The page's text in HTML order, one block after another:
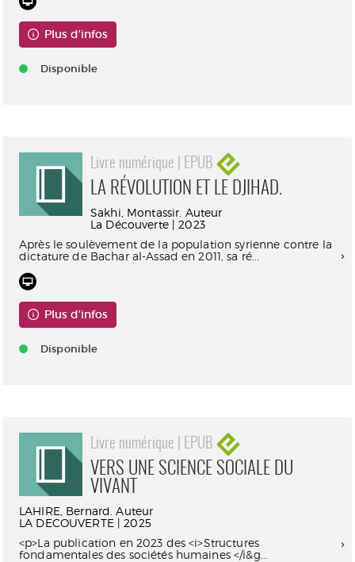
Plus d'infos
Disponible
Livre numérique | EPUB
LA RÉVOLUTION ET LE DJIHAD.
Sakhi, Montassir. Auteur
La Découverte | 2023
Après le soulèvement de la population syrienne contre la
dictature de Bachar al-Assad en 2011, sa ré...
Plus d'infos
Disponible
Livre numérique | EPUB
VERS UNE SCIENCE SOCIALE DU
VIVANT
LAHIRE, Bernard. Auteur
LA DECOUVERTE | 2025
<p>La publication en 2023 des <i>Structures
fondamentales des sociétés humaines </i&g...